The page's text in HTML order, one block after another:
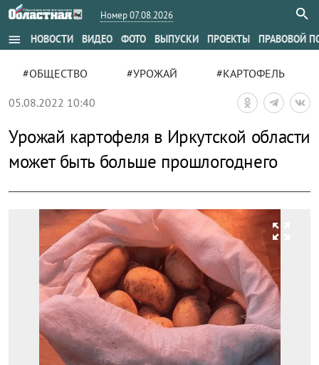
Номер 07.08.2026
menu НОВОСТИ ВИДЕО ФОТО ВЫПУСКИ ПРОЕКТЫ ПРАВОВОЙ
#ОБЩЕСТВО #УРОЖАЙ #КАРТОФЕЛЬ
05.08.2022 10:40
Урожай картофеля в Иркутской области
может быть больше прошлогоднего
zoom_out_map